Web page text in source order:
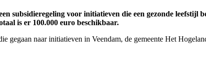
subsidieregeling voor initiatieven die een gezonde
is er 100.000 euro beschikbaar.
gegaan naar initiatieven in Veendam, de gemeente Het